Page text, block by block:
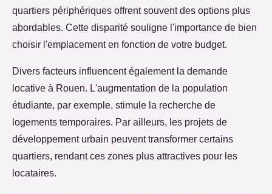
quartiers périphériques offrent souvent des options plus
abordables. Cette disparité souligne l'importance de bien
choisir l'emplacement en fonction de votre budget.
Divers facteurs influencent également la demande
locative à Rouen. L'augmentation de la population
étudiante, par exemple, stimule la recherche de
logements temporaires. Par ailleurs, les projets de
développement urbain peuvent transformer certains
quartiers, rendant ces zones plus attractives pour les
locataires.